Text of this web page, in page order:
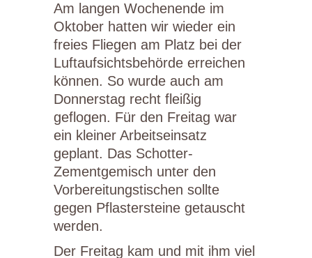
Am langen Wochenende im
Oktober hatten wir wieder ein
freies Fliegen am Platz bei der
Luftaufsichtsbehörde erreichen
können. So wurde auch am
Donnerstag recht fleißig
geflogen. Für den Freitag war
ein kleiner Arbeitseinsatz
geplant. Das Schotter-
Zementgemisch unter den
Vorbereitungstischen sollte
gegen Pflastersteine getauscht
werden.
Der Freitag kam und mit ihm viel